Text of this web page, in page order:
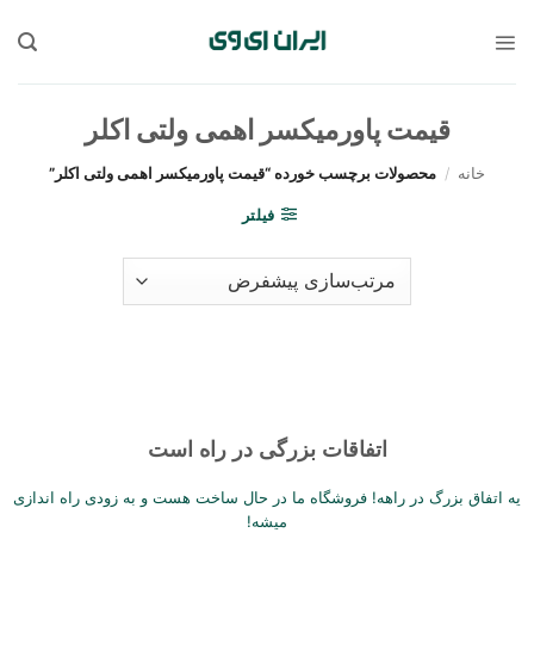
قیمت پاورمیکسر اهمی ولتی اکلر
خانه / محصولات برچسب خورده “قیمت پاورمیکسر اهمی ولتی اکلر”
فیلتر
اتفاقات بزرگی در راه است
یه اتفاق بزرگ در راهه! فروشگاه ما در حال ساخت هست و به زودی راه اندازی
میشه!